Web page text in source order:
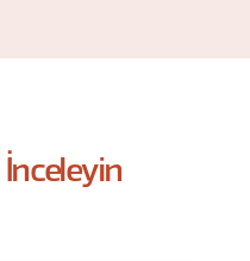
İnceleyin